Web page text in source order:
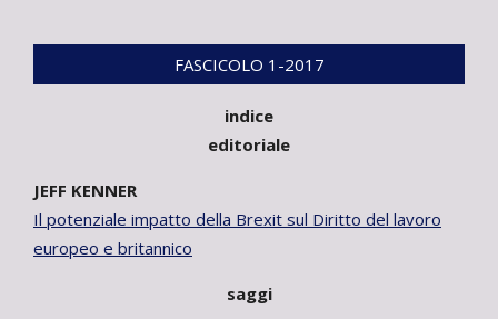
FASCICOLO 1-2017
indice
editoriale
JEFF KENNER
Il potenziale impatto della Brexit sul Diritto del lavoro
europeo e britannico
saggi